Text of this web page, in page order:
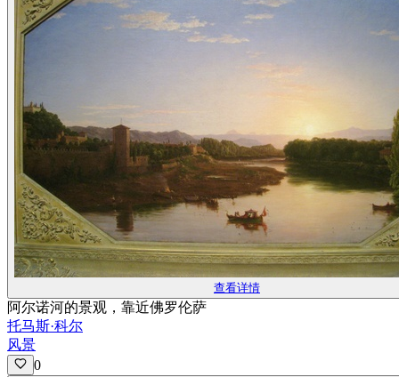
查看详情
阿尔诺河的景观，靠近佛罗伦萨
托马斯·科尔
风景
0